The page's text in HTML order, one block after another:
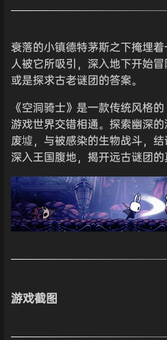
衰落的小镇德特茅斯之下掩埋
人被它所吸引，深入地下开始冒
或是探求古老谜团的答案。
《空洞骑士》是一款传统风格
游戏世界交错相通。探索幽深
废墟，与被感染的生物战斗，
深入王国腹地，揭开远古谜团的
游戏截图